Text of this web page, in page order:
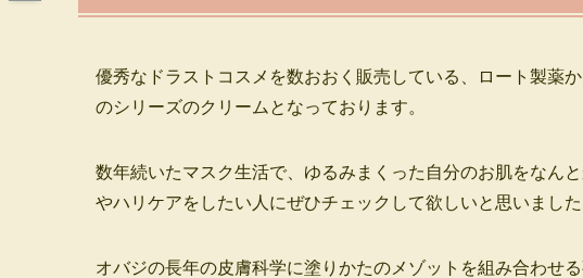
優秀なドラストコスメを数おおく販売している、ロート製薬
のシリーズのクリームとなっております。
数年続いたマスク生活で、ゆるみまくった自分のお肌をなん
やハリケアをしたい人にぜひチェックして欲しいと思いました
オバジの長年の皮膚科学に塗りかたのメゾットを組み合わせ